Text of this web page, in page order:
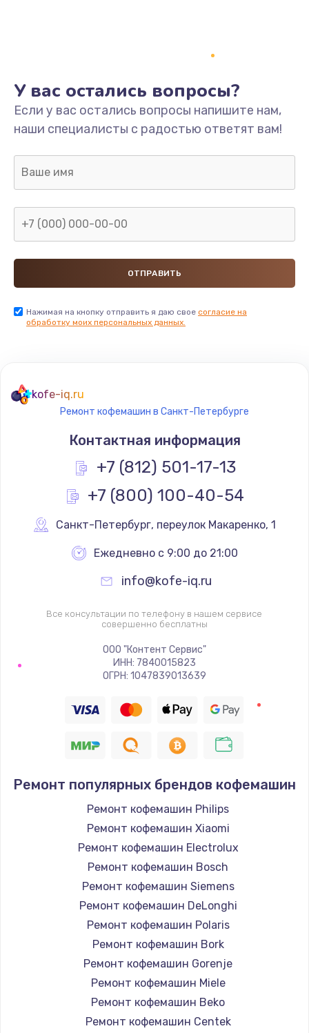
У вас остались вопросы?
Если у вас остались вопросы напишите нам,
наши специалисты с радостью ответят вам!
Нажимая на кнопку отправить я даю свое согласие на
обработку моих персональных данных.
kofe-iq.ru
Ремонт кофемашин в Санкт-Петербурге
Контактная информация
+7 (812) 501-17-13
+7 (800) 100-40-54
Санкт-Петербург, переулок Макаренко, 1
Ежедневно с 9:00 до 21:00
info@kofe-iq.ru
Все консультации по телефону в нашем сервисе
совершенно бесплатны
ООО "Контент Сервис"
ИНН: 7840015823
ОГРН: 1047839013639
Ремонт популярных брендов кофемашин
Ремонт кофемашин Philips
Ремонт кофемашин Xiaomi
Ремонт кофемашин Electrolux
Ремонт кофемашин Bosch
Ремонт кофемашин Siemens
Ремонт кофемашин DeLonghi
Ремонт кофемашин Polaris
Ремонт кофемашин Bork
Ремонт кофемашин Gorenje
Ремонт кофемашин Miele
Ремонт кофемашин Beko
Ремонт кофемашин Centek